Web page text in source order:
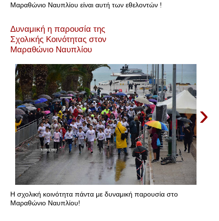
Μαραθώνιο Ναυπλίου είναι αυτή των εθελοντών !
Δυναμική η παρουσία της
Σχολικής Κοινότητας στον
Μαραθώνιο Ναυπλίου
›
Η σχολική κοινότητα πάντα με δυναμική παρουσία στο
Μαραθώνιο Ναυπλίου!